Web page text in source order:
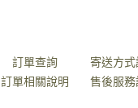
訂單查詢
訂單相關說明
寄送方式
售後服務